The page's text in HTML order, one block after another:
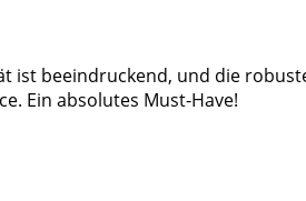
ist beeindruckend, und die
Ein absolutes Must-Have!